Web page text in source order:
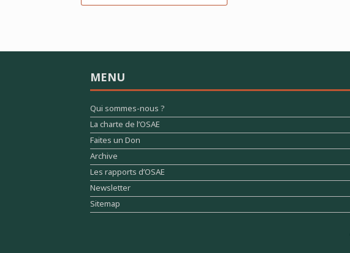
MENU
Qui sommes-nous ?
La charte de l’OSAE
Faites un Don
Archive
Les rapports d’OSAE
Newsletter
Sitemap